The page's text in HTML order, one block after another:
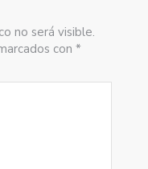
no será visible.
con *